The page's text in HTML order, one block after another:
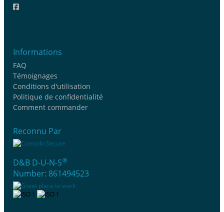
Informations
FAQ
Témoignages
Conditions d'utilisation
Politique de confidentialité
Comment commander
Reconnu Par
D&B D-U-N-S®
Number: 861494523